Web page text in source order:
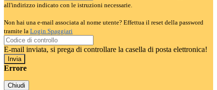
all'indirizzo indicato con le istruzioni necessarie.
Non hai una e-mail associata al nome utente? Effettua il reset della password
tramite la Login Spaggiari
E-mail inviata, si prega di controllare la casella di posta elettronica!
Errore
Chiudi